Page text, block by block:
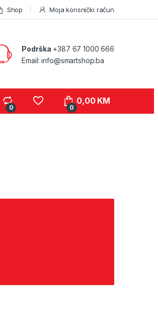
Shop Moja korisnički račun
Podrška +387 67 1000 666
Email: info@smartshop.ba
0 0
0,00 KM